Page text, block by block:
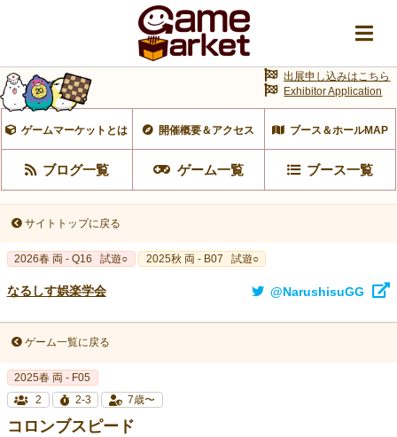
ゲームマーケットとは 開催概要＆アクセス ブース＆ホールMAP
ブログ一覧 ゲーム一覧 ブース一覧
出展申し込みはこちら
Exhibitor Application
サイトトップに戻る
2026春 両 - Q16 試遊○ 2025秋 両 - B07 試遊○
なるしす娯楽学会 @NarushisuGG
ゲーム一覧に戻る
2025春 両 - F05
2
2-3 7歳〜
コロンブスピード